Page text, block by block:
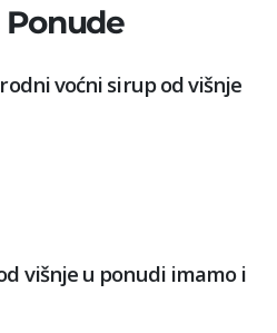
Ponude
voćni sirup od višnje
višnje u ponudi imamo i